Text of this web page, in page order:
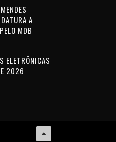
A
MDB
ELETRÔNICAS
2026